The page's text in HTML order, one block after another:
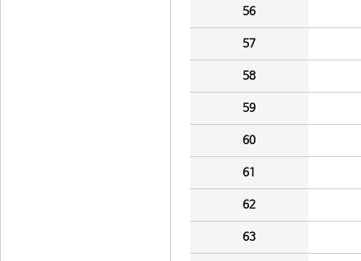
56
57
58
59
60
61
62
63